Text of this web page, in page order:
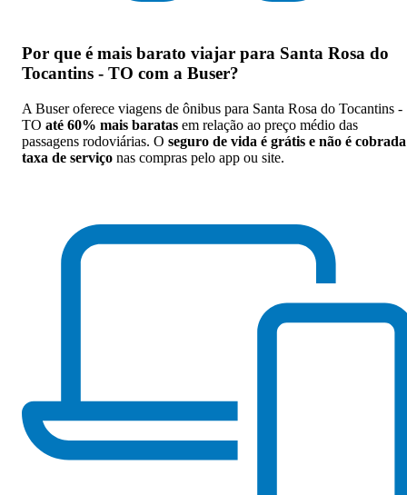
Por que é mais barato viajar para Santa Rosa do
Tocantins - TO com a Buser?
A Buser oferece viagens de ônibus para Santa Rosa do Tocantins -
TO até 60% mais baratas em relação ao preço médio das
passagens rodoviárias. O seguro de vida é grátis e não é cobrada
taxa de serviço nas compras pelo app ou site.